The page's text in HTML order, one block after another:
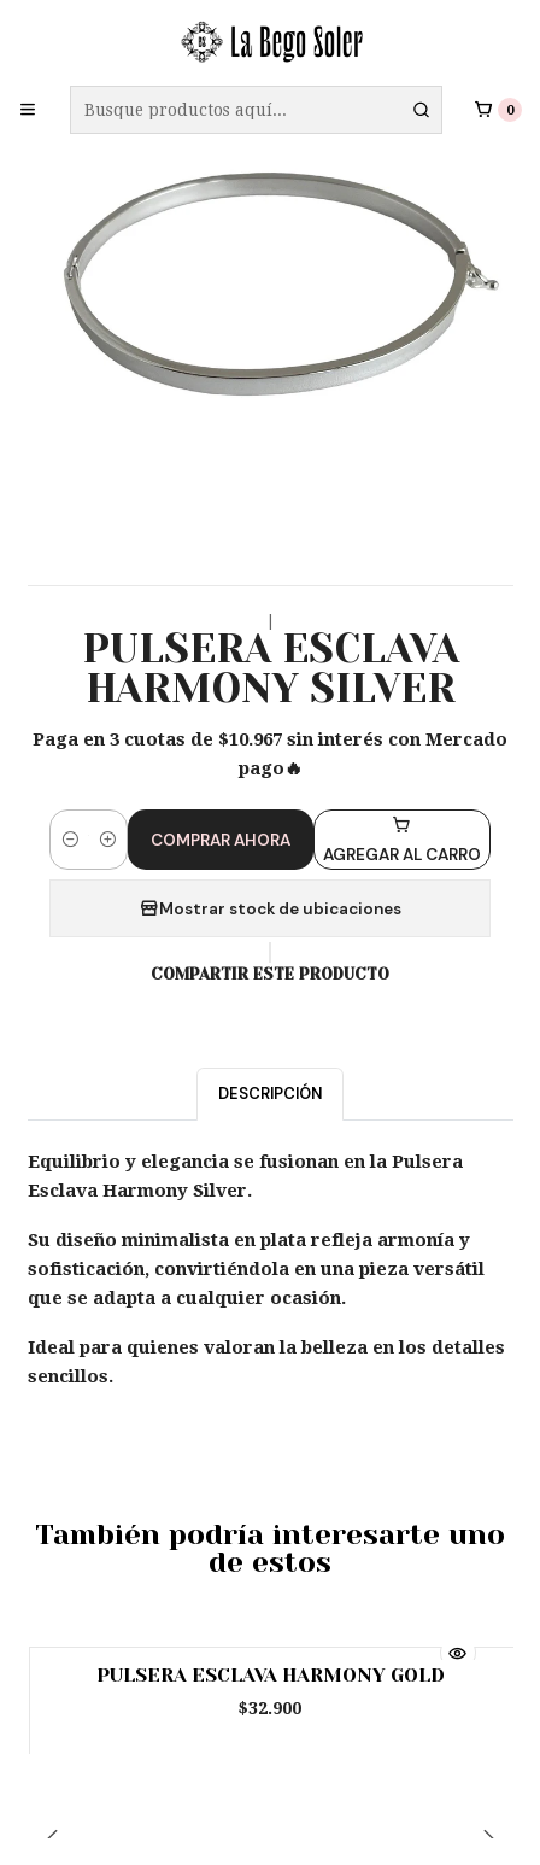
0
ENVÍO GRATIS A TODO CHILE EN COMPRAS SOBRE $69.990
|
PULSERA ESCLAVA
HARMONY SILVER
Paga en 3 cuotas de $10.967 sin interés con Mercado
pago🔥
Cantidad AGREGAR AL CARRO
COMPRAR AHORA
Mostrar stock de ubicaciones
COMPARTIR ESTE PRODUCTO
DESCRIPCIÓN
Equilibrio y elegancia se fusionan en la Pulsera
Esclava Harmony Silver.
Su diseño minimalista en plata refleja armonía y
sofisticación, convirtiéndola en una pieza versátil
que se adapta a cualquier ocasión.
Ideal para quienes valoran la belleza en los detalles
sencillos.
También podría interesarte uno
de estos
Agotado
PULSERA ESCLAVA HARMONY GOLD
$32.900